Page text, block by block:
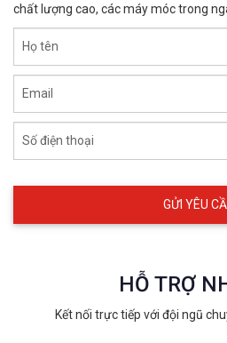
chất lượng cao, các máy móc trong
Họ tên
Email
Số điện thoại
HỖ TRỢ
Kết nối trực tiếp với đội ngũ